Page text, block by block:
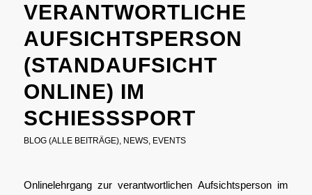
VERANTWORTLICHE
AUFSICHTSPERSON
(STANDAUFSICHT
ONLINE) IM
SCHIESSSPORT
BLOG (ALLE BEITRÄGE), NEWS, EVENTS
Onlinelehrgang zur verantwortlichen Aufsichtsperson im